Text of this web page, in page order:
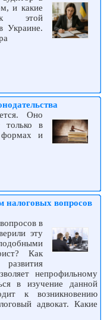
и какие
к этой
Украине.
Оно
только в
формах и
налоговых вопросов
в
эту
Как
непрофильному
в изучение данной
к возникновению
адвокат. Какие